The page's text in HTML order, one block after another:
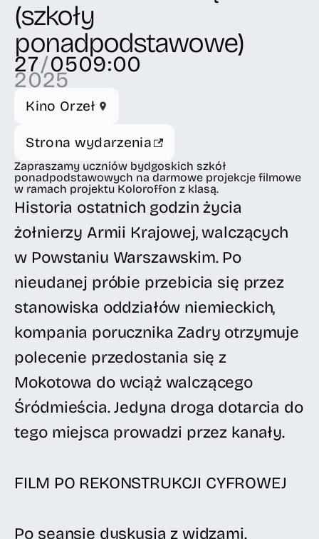
(szkoły
ponadpodstawowe)
27/05
2025
09:00
Kino Orzeł
Strona wydarzenia
Zapraszamy uczniów bydgoskich szkół
ponadpodstawowych na darmowe projekcje filmowe
w ramach projektu Koloroffon z klasą.
Historia ostatnich godzin życia
żołnierzy Armii Krajowej, walczących
w Powstaniu Warszawskim. Po
nieudanej próbie przebicia się przez
stanowiska oddziałów niemieckich,
kompania porucznika Zadry otrzymuje
polecenie przedostania się z
Mokotowa do wciąż walczącego
Śródmieścia. Jedyna droga dotarcia do
tego miejsca prowadzi przez kanały.
FILM PO REKONSTRUKCJI CYFROWEJ
Po seansie dyskusja z widzami.